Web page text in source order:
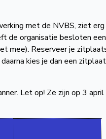
met de NVBS, ziet
de organisatie besloten
mee). Reserveer je
kies je dan een
Let op! Ze zijn op 3